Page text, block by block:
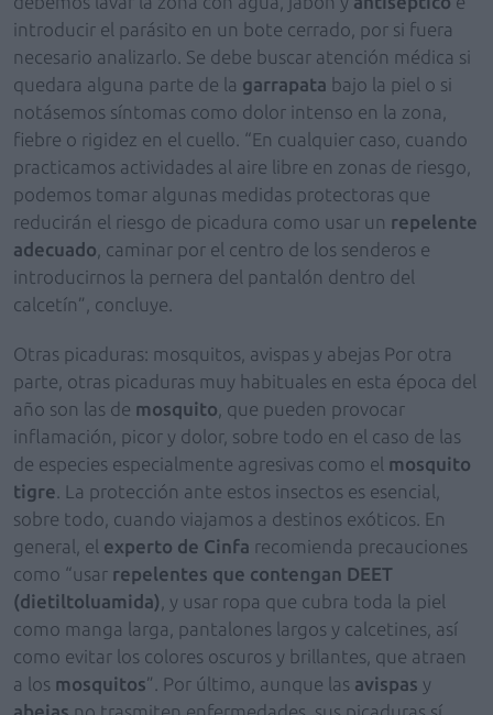
introducir el parásito en un bote cerrado, por si fuera
necesario analizarlo. Se debe buscar atención médica si
quedara alguna parte de la garrapata bajo la piel o si
notásemos síntomas como dolor intenso en la zona,
fiebre o rigidez en el cuello. “En cualquier caso, cuando
practicamos actividades al aire libre en zonas de riesgo,
podemos tomar algunas medidas protectoras que
reducirán el riesgo de picadura como usar un repelente
adecuado , caminar por el centro de los senderos e
introducirnos la pernera del pantalón dentro del
calcetín”, concluye.
Otras picaduras: mosquitos, avispas y abejas Por otra
parte, otras picaduras muy habituales en esta época del
año son las de mosquito , que pueden provocar
inflamación, picor y dolor, sobre todo en el caso de las
de especies especialmente agresivas como el mosquito
tigre . La protección ante estos insectos es esencial,
sobre todo, cuando viajamos a destinos exóticos. En
general, el experto de Cinfa recomienda precauciones
como “usar repelentes que contengan DEET
(dietiltoluamida) , y usar ropa que cubra toda la piel
como manga larga, pantalones largos y calcetines, así
como evitar los colores oscuros y brillantes, que atraen
a los mosquitos”. Por último, aunque las avispas y